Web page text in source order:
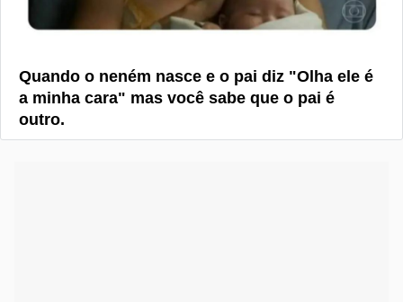
Quando o neném nasce e o pai diz "Olha ele é
a minha cara" mas você sabe que o pai é
outro.